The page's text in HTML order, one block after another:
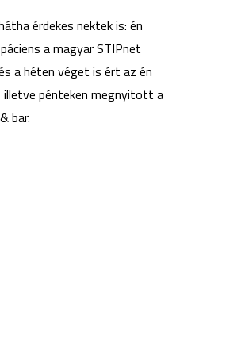
érdekes nektek is: én
a magyar STIPnet
a héten véget is ért az én
illetve pénteken megnyitott a
bar.